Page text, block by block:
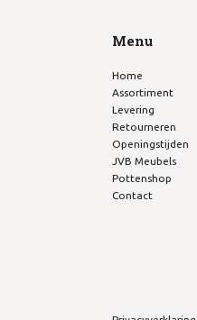
Menu
Home
Assortiment
Levering
Retourneren
Openingstijden
JVB Meubels
Pottenshop
Contact